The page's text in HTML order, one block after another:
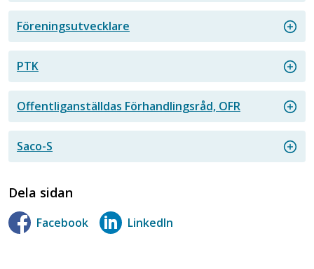
Föreningsutvecklare
PTK
Offentliganställdas Förhandlingsråd, OFR
Saco-S
Dela sidan
Facebook LinkedIn